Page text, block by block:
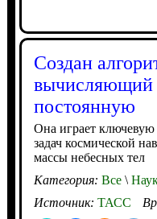
Создан
вычисляющий
постоянную
Она играет ключевую
задач космической
массы небесных тел
Категория: Все\
Источник: ТАСС